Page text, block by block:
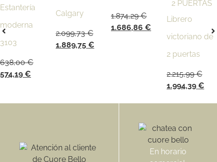
Estantería
moderna
3103
638,00€
574,19 €
Calgary
2.099,73€
1.889,75 €
1.874,29€
1.686,86 €
Librero
victoriano de
2 puertas
2.215,99€
1.994,39 €
En horario